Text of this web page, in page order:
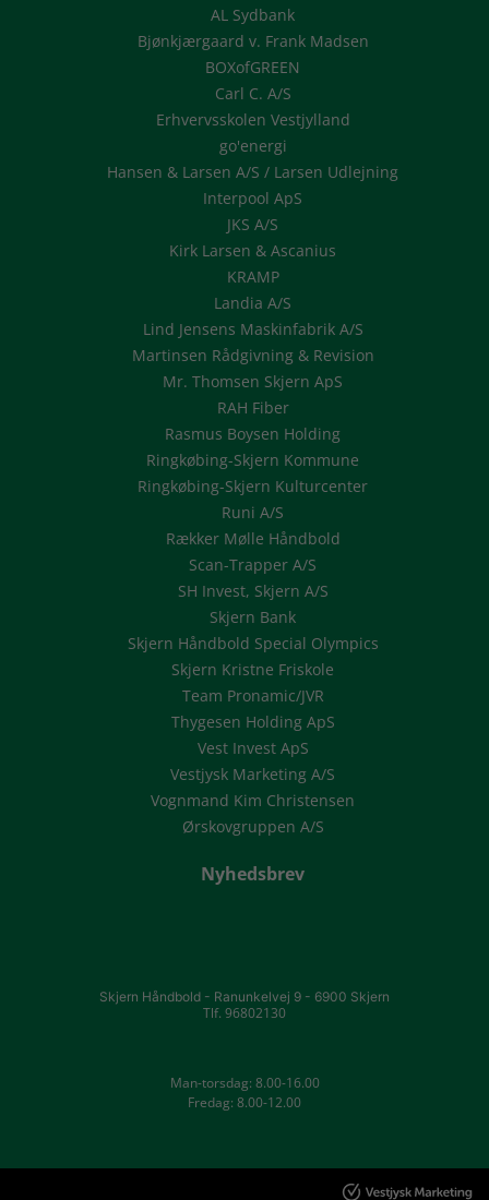
AL Sydbank
Bjønkjærgaard v. Frank Madsen
BOXofGREEN
Carl C. A/S
Erhvervsskolen Vestjylland
go'energi
Hansen & Larsen A/S / Larsen Udlejning
Interpool ApS
JKS A/S
Kirk Larsen & Ascanius
KRAMP
Landia A/S
Lind Jensens Maskinfabrik A/S
Martinsen Rådgivning & Revision
Mr. Thomsen Skjern ApS
RAH Fiber
Rasmus Boysen Holding
Ringkøbing-Skjern Kommune
Ringkøbing-Skjern Kulturcenter
Runi A/S
Rækker Mølle Håndbold
Scan-Trapper A/S
SH Invest, Skjern A/S
Skjern Bank
Skjern Håndbold Special Olympics
Skjern Kristne Friskole
Team Pronamic/JVR
Thygesen Holding ApS
Vest Invest ApS
Vestjysk Marketing A/S
Vognmand Kim Christensen
Ørskovgruppen A/S
Nyhedsbrev
Skjern Håndbold - Ranunkelvej 9 - 6900 Skjern
Tlf. 96802130
Man-torsdag: 8.00-16.00
Fredag: 8.00-12.00